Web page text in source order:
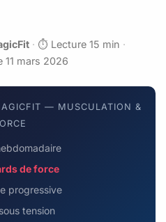
· ⏱️ Lecture 15 min ·
11 mars 2026
— MUSCULATION &
de force
progressive
tension